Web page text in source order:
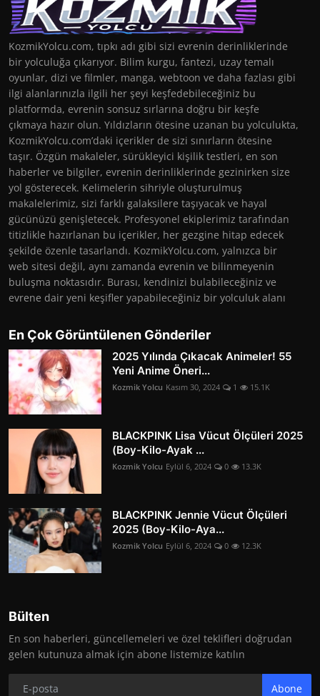
KozmikYolcu.com, tıpkı adı gibi sizi evrenin derinliklerinde
bir yolculuğa çıkarıyor. Bilim kurgu, fantezi, uzay temalı
oyunlar, dizi ve filmler, manga, webtoon ve daha fazlası gibi
ilgi alanlarınızla ilgili her şeyi keşfedebileceğiniz bu
platformda, evrenin sonsuz sırlarına doğru bir keşfe
çıkmaya hazır olun. Yıldızların ötesine uzanan bu yolculukta,
KozmikYolcu.com’daki içerikler de sizi sınırların ötesine
taşır. Özgün makaleler, sürükleyici kişilik testleri, en son
haberler ve bilgiler, evrenin derinliklerinde gezinirken size
yol gösterecek. Kelimelerin sihriyle oluşturulmuş
makalelerimiz, sizi farklı galaksilere taşıyacak ve hayal
gücünüzü genişletecek. Profesyonel ekiplerimiz tarafından
titizlikle hazırlanan bu içerikler, her gezgine hitap edecek
şekilde özenle tasarlandı. KozmikYolcu.com, yalnızca bir
web sitesi değil, aynı zamanda evrenin ve bilinmeyenin
buluşma noktasıdır. Burası, kendinizi bulabileceğiniz ve
evrene dair yeni keşifler yapabileceğiniz bir yolculuk alanı
En Çok Görüntülenen Gönderiler
2025 Yılında Çıkacak Animeler! 55
Yeni Anime Öneri...
Kozmik Yolcu Kasım 30, 2024 1 15.1K
BLACKPINK Lisa Vücut Ölçüleri 2025
(Boy-Kilo-Ayak ...
Kozmik Yolcu Eylül 6, 2024 0 13.3K
BLACKPINK Jennie Vücut Ölçüleri
2025 (Boy-Kilo-Aya...
Kozmik Yolcu Eylül 6, 2024 0 12.3K
Bülten
En son haberleri, güncellemeleri ve özel teklifleri doğrudan
gelen kutunuza almak için abone listemize katılın
Abone